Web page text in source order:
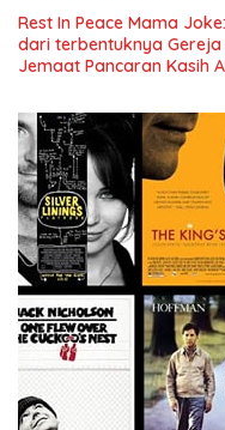
Pengembangan
Indonesia dan
Rest In Peace Mama
dari terbentuknya
Jemaat Pancaran Kasih